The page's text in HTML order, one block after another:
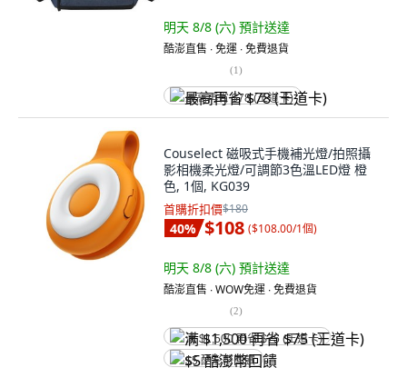
明天 8/8 (六) 預計送達
酷澎直售 ∙ 免運 ∙ 免費退貨
(1)
最高再省 $78 (王道卡)
Couselect 磁吸式手機補光燈/拍照攝
影相機柔光燈/可調節3色溫LED燈 橙
色, 1個, KG039
首購折扣價$180
40% $108 ($108.00/1個)
明天 8/8 (六) 預計送達
酷澎直售 ∙ WOW免運 ∙ 免費退貨
(2)
满 $1,500 再省 $75 (王道卡)
$5 酷澎幣回饋